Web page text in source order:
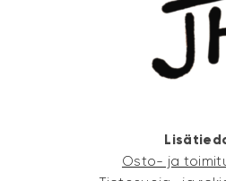
Osto- ja